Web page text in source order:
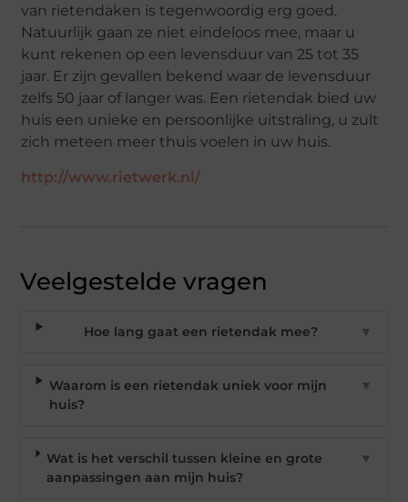
van rietendaken is tegenwoordig erg goed.
Natuurlijk gaan ze niet eindeloos mee, maar u
kunt rekenen op een levensduur van 25 tot 35
jaar. Er zijn gevallen bekend waar de levensduur
zelfs 50 jaar of langer was. Een rietendak bied uw
huis een unieke en persoonlijke uitstraling, u zult
zich meteen meer thuis voelen in uw huis.
http://www.rietwerk.nl/
Veelgestelde vragen
Hoe lang gaat een rietendak mee? ▼
Waarom is een rietendak uniek voor mijn
huis?
▼
Wat is het verschil tussen kleine en grote
aanpassingen aan mijn huis?
▼